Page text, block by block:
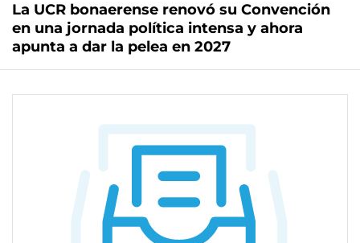
La UCR bonaerense renovó su Convención
en una jornada política intensa y ahora
apunta a dar la pelea en 2027